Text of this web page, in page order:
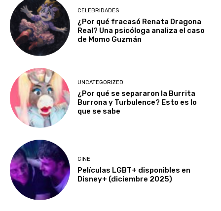
CELEBRIDADES
¿Por qué fracasó Renata Dragona
Real? Una psicóloga analiza el caso
de Momo Guzmán
UNCATEGORIZED
¿Por qué se separaron la Burrita
Burrona y Turbulence? Esto es lo
que se sabe
CINE
Películas LGBT+ disponibles en
Disney+ (diciembre 2025)